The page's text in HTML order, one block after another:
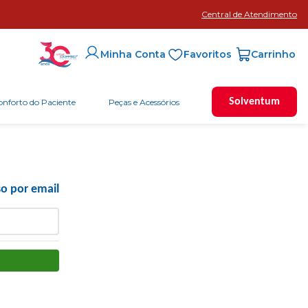
Central de Atendimento
Minha Conta Favoritos
do Paciente Peças e Acessórios Solventum
por email